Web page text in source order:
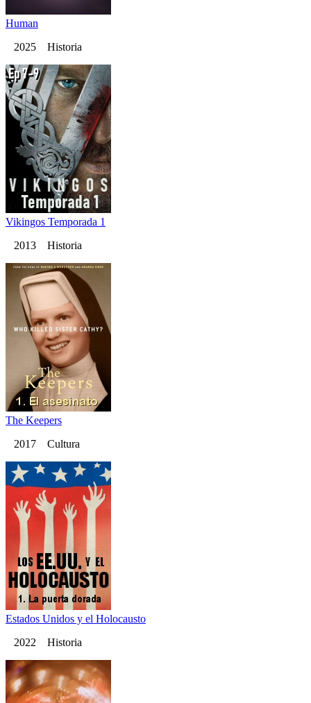
Human
2025 Historia
Vikingos Temporada 1
2013 Historia
The Keepers
2017 Cultura
Estados Unidos y el Holocausto
2022 Historia